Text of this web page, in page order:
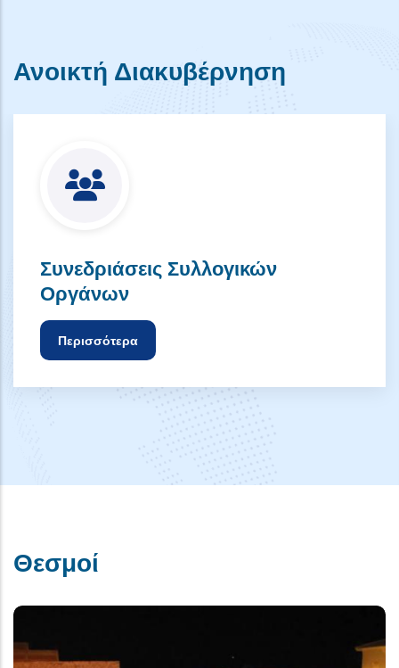
Ανοικτή Διακυβέρνηση
Συνεδριάσεις Συλλογικών
Οργάνων
Περισσότερα
Θεσμοί